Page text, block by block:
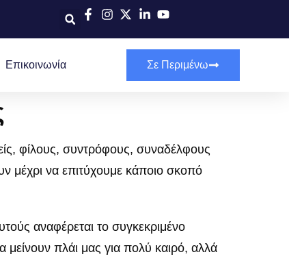
Επικοινωνία Σε Περιμένω
φίλους, συντρόφους, συναδέλφους
μέχρι να επιτύχουμε κάποιο σκοπό
αναφέρεται το συγκεκριμένο
πλάι μας για πολύ καιρό, αλλά